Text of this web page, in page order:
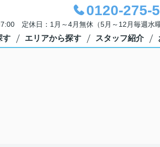
0120-275-
定休日：1月～4月無休（5月～12月毎週水曜
す エリアから探す スタッフ紹介